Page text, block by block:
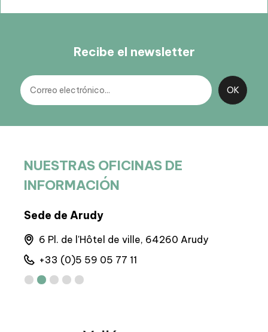
Recibe el newsletter
NUESTRAS OFICINAS DE
INFORMACIÓN
Sede de Arudy
6 Pl. de l'Hôtel de ville, 64260 Arudy
+33 (0)5 59 05 77 11